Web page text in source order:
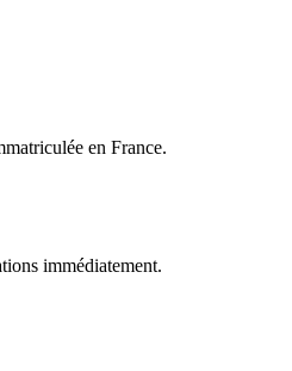
en France.
immédiatement.